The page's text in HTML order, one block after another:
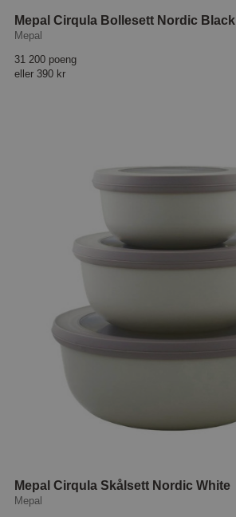
Mepal Cirqula Bollesett Nordic Black
Mepal
31 200 poeng
eller 390 kr
Mepal Cirqula Skålsett Nordic White
Mepal